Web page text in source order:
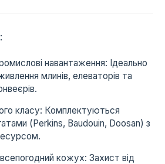
навантаження: Ідеально
млинів, елеваторів та
класу: Комплектуються
(Perkins, Baudouin, Doosan) з
кожух: Захист від